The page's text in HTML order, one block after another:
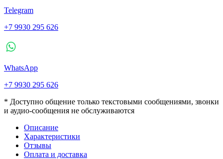
Telegram
+7 9930 295 626
WhatsApp
+7 9930 295 626
* Доступно общение только текстовыми сообщениями, звонки
и аудио-сообщения не обслуживаются
Описание
Характеристики
Отзывы
Оплата и доставка